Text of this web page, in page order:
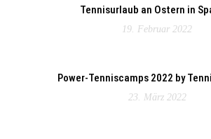
Tennisurlaub an Ostern in
19. Februar 2022
Power-Tenniscamps 2022 by
23. März 2022